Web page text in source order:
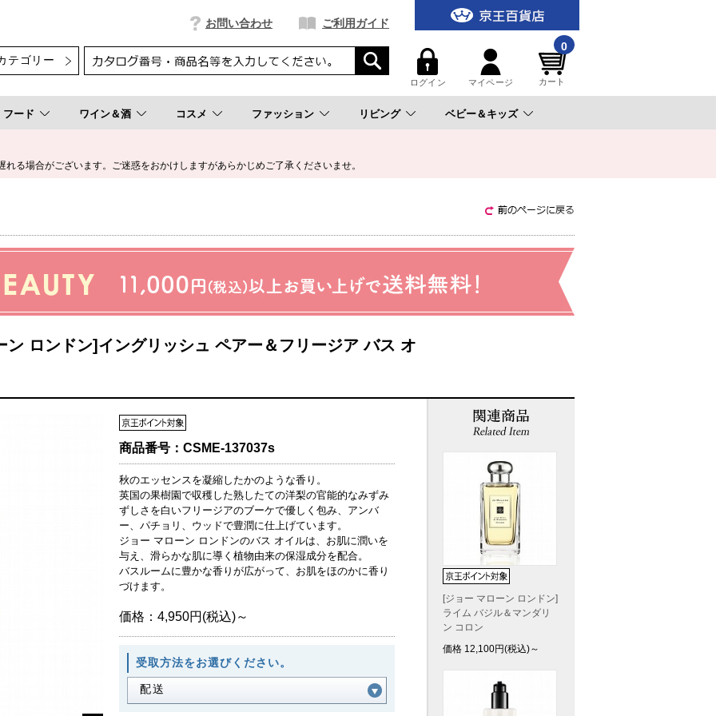
お問い合わせ ご利用ガイド
ログイン マイページ
0
カート
フード ワイン＆酒 コスメ ファッション リビング ベビー＆キッズ
る場合がございます。ご迷惑をおかけしますがあらかじめご了承くださいませ。
ン ロンドン]イングリッシュ ペアー＆フリージア バス オ
商品番号： CSME-137037s
秋のエッセンスを凝縮したかのような香り。
英国の果樹園で収穫した熟したての洋梨の官能的なみずみ
ずしさを白いフリージアのブーケで優しく包み、アンバ
ー、パチョリ、ウッドで豊潤に仕上げています。
ジョー マローン ロンドンのバス オイルは、お肌に潤いを
与え、滑らかな肌に導く植物由来の保湿成分を配合。
バスルームに豊かな香りが広がって、お肌をほのかに香り
づけます。
価格： 4,950円(税込)～
受取方法をお選びください。
[ジョー マローン ロンドン]
ライム バジル＆マンダリ
ン コロン
価格 12,100円(税込)～